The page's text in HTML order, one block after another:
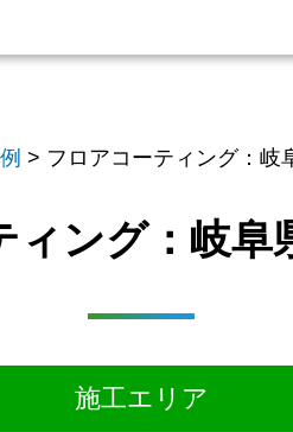
> フロアコーティング：岐
ィング：岐阜
施工エリア